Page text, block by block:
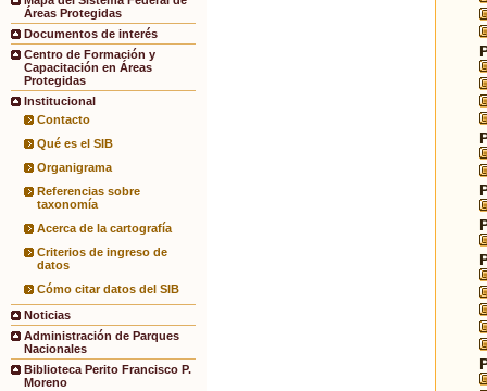
Áreas Protegidas
Documentos de interés
Centro de Formación y
Capacitación en Áreas
Protegidas
Institucional
Contacto
Qué es el SIB
Organigrama
Referencias sobre
taxonomía
Acerca de la cartografía
Criterios de ingreso de
datos
Cómo citar datos del SIB
Noticias
Administración de Parques
Nacionales
Biblioteca Perito Francisco P.
Moreno